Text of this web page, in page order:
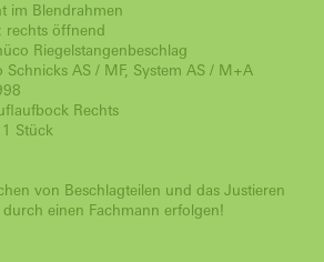
im Blendrahmen
rechts öffnend
Riegelstangenbeschlag
Schnicks AS / MF, System AS / M+A
Rechts
Stück
von Beschlagteilen und das Justieren
einen Fachmann erfolgen!